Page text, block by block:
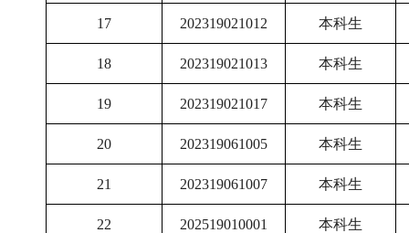
17 202319021012 本科生
18 202319021013 本科生
19 202319021017 本科生
20 202319061005 本科生
21 202319061007 本科生
22 202519010001 本科生